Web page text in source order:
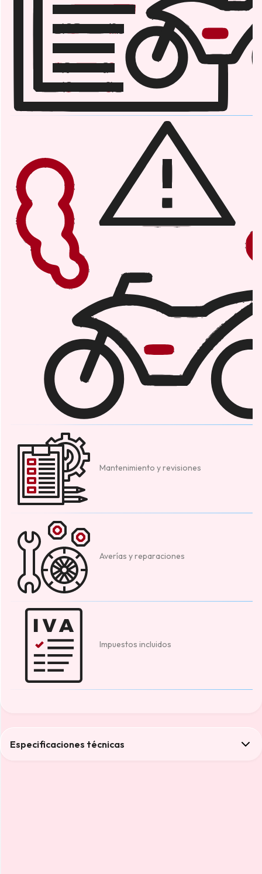
Mantenimiento y revisiones
Averías y reparaciones
Impuestos incluidos
Especificaciones técnicas